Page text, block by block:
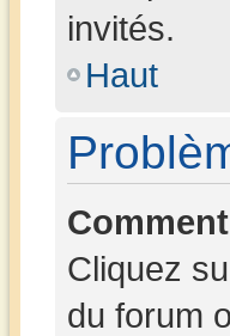
invités.
Haut
Cliquez
du forum